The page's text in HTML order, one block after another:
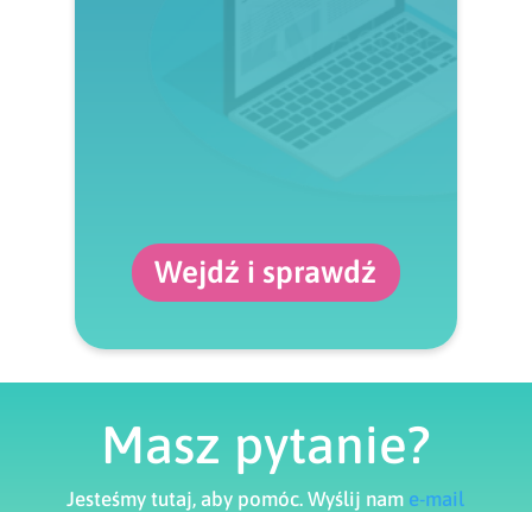
Wejdź i sprawdź
Masz pytanie?
Jesteśmy tutaj, aby pomóc. Wyślij nam e-mail